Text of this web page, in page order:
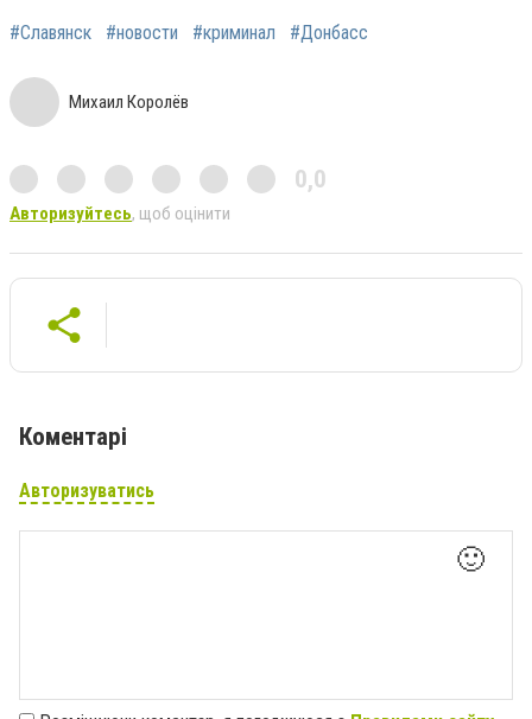
#Славянск #новости #криминал #Донбасс
Михаил Королёв
0,0
Авторизуйтесь, щоб оцінити
Коментарі
Авторизуватись
🙂